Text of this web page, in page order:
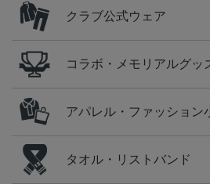
クラブ公式ウェア
コラボ・メモリアルグッ
アパレル・ファッション
タオル・リストバンド